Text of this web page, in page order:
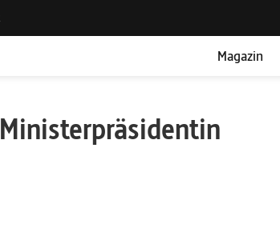
Magazin
Ministerpräsidentin